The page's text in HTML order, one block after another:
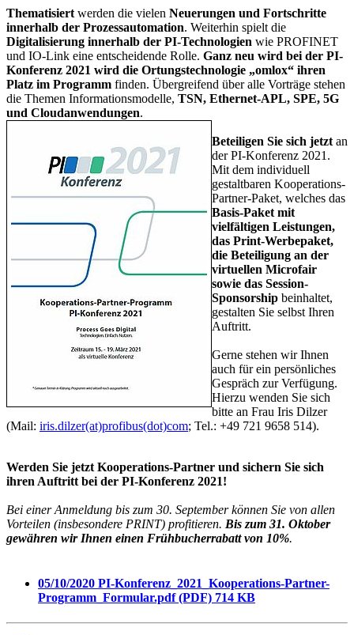
Thematisiert werden die vielen Neuerungen und Fortschritte
innerhalb der Prozessautomation. Weiterhin spielt die
Digitalisierung innerhalb der PI-Technologien wie PROFINET
und IO-Link eine entscheidende Rolle. Ganz neu wird bei der PI-
Konferenz 2021 wird die Ortungstechnologie „omlox“ ihren
Platz im Programm finden. Übergreifend über alle Vorträge stehen
die Themen Informationsmodelle, TSN, Ethernet-APL, SPE, 5G
und Cloudanwendungen.
Beteiligen Sie sich jetzt an
der PI-Konferenz 2021.
Mit dem individuell
gestaltbaren Kooperations-
Partner-Paket, welches das
Basis-Paket mit
vielfältigen Leistungen,
das Print-Werbepaket,
die Beteiligung an der
virtuellen Microfair
sowie das Session-
Sponsorship beinhaltet,
gestalten Sie selbst Ihren
Auftritt.
Gerne stehen wir Ihnen
auch für ein persönliches
Gespräch zur Verfügung.
Hierzu wenden Sie sich
bitte an Frau Iris Dilzer
(Mail: iris.dilzer(at)profibus(dot)com; Tel.: +49 721 9658 514).
Werden Sie jetzt Kooperations-Partner und sichern Sie sich
ihren Auftritt bei der PI-Konferenz 2021!
Bei einer Anmeldung bis zum 30. September können Sie von allen
Vorteilen (insbesondere PRINT) profitieren. Bis zum 31. Oktober
gewähren wir Ihnen einen Frühbucherrabatt von 10%.
05/10/2020 PI-Konferenz_2021_Kooperations-Partner-
Programm_Formular.pdf (PDF) 714 KB